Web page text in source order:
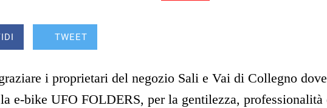
TWEET
i proprietari del negozio Sali e Vai di Collegno
e-bike UFO FOLDERS, per la gentilezza, professionalità